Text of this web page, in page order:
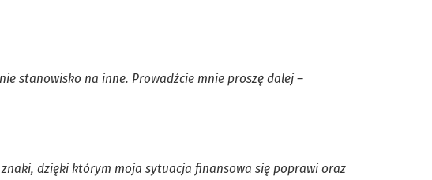
stanowisko na inne. Prowadźcie mnie proszę dalej –
dzięki którym moja sytuacja finansowa się poprawi oraz